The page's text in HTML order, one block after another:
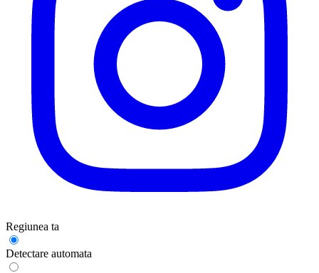
Regiunea ta
Detectare automata